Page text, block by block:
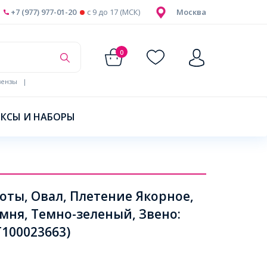
Москва
+7 (977) 977-01-20 c 9 до 17 (МСК)
0
|
И НАБОРЫ
Овал, Плетение Якорное,
Темно-зеленый, Звено: